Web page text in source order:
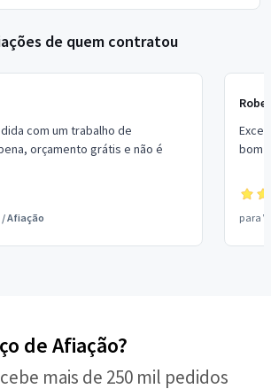
de quem contratou
com um trabalho de
orçamento grátis e não é
/Afiação
bom
para
de Afiação?
mais de 250 mil pedidos